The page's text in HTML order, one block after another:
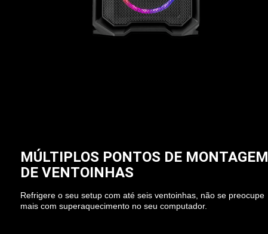
MÚLTIPLOS PONTOS DE MONTAGEM
DE VENTOINHAS
Refrigere o seu setup com até seis ventoinhas, não se preocupe
mais com superaquecimento no seu computador.